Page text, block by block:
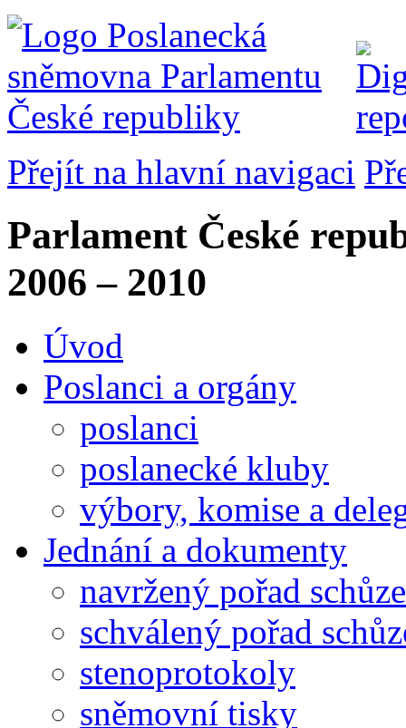
Přejít na hlavní navigaci
Parlament České
2006 – 2010
Úvod
Poslanci a orgány
poslanci
poslanecké kluby
výbory, komise a
Jednání a dokumenty
navržený pořad schůze
schválený pořad
stenoprotokoly
sněmovní tisky